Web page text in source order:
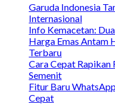
Garuda Indonesia
Internasional
Info Kemacetan:
Harga Emas Antam
Terbaru
Cara Cepat
Semenit
Fitur Baru
Cepat